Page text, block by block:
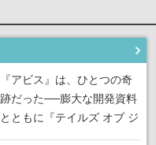
『アビス』は、ひとつの奇
跡だった──膨大な開発資料
とともに『テイルズ オブ ジ